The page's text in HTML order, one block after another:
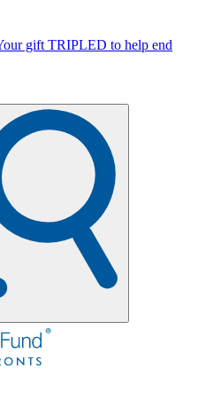
gift TRIPLED to help end